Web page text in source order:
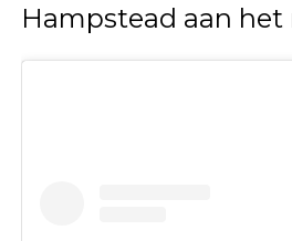
Hampstead aan het